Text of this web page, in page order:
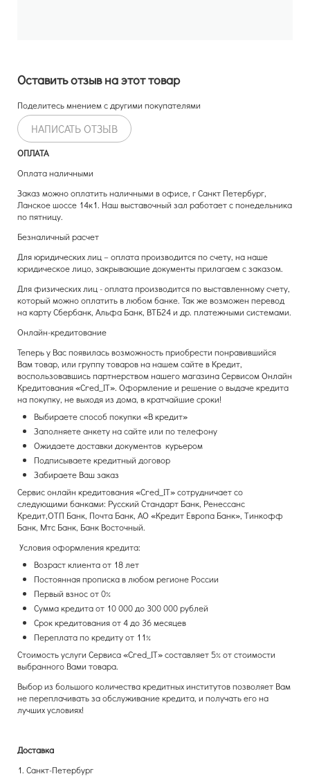
Оставить отзыв на этот товар
Поделитесь мнением с другими покупателями
НАПИСАТЬ ОТЗЫВ
ОПЛАТА
Оплата наличными
Заказ можно оплатить наличными в офисе, г Санкт Петербург,
Ланское шоссе 14к1. Наш выставочный зал работает с понедельника
по пятницу.
Безналичный расчет
Для юридических лиц – оплата производится по счету, на наше
юридическое лицо, закрывающие документы прилагаем с заказом.
Для физических лиц - оплата производится по выставленному счету,
который можно оплатить в любом банке. Так же возможен перевод
на карту Сбербанк, Альфа Банк, ВТБ24 и др. платежными системами.
Онлайн-кредитование
Теперь у Вас появилась возможность приобрести понравившийся
Вам товар, или группу товаров на нашем сайте в Кредит,
воспользовавшись партнерством нашего магазина Сервисом Онлайн
Кредитования «Cred_IТ». Оформление и решение о выдаче кредита
на покупку, не выходя из дома, в кратчайшие сроки!
Выбираете способ покупки «В кредит»
Заполняете анкету на сайте или по телефону
Ожидаете доставки документов курьером
Подписываете кредитный договор
Забираете Ваш заказ
Сервис онлайн кредитования «Cred_IT» сотрудничает со
следующими банками: Русский Стандарт Банк, Ренессанс
Кредит,ОТП Банк, Почта Банк, АО «Кредит Европа Банк», Тинкофф
Банк, Мтс Банк, Банк Восточный.
Условия оформления кредита:
Возраст клиента от 18 лет
Постоянная прописка в любом регионе России
Первый взнос от 0%
Сумма кредита от 10 000 до 300 000 рублей
Срок кредитования от 4 до 36 месяцев
Переплата по кредиту от 11%
Стоимость услуги Сервиса «Cred_IT» составляет 5% от стоимости
выбранного Вами товара.
Выбор из большого количества кредитных институтов позволяет Вам
не переплачивать за обслуживание кредита, и получать его на
лучших условиях!
Доставка
1. Санкт-Петербург